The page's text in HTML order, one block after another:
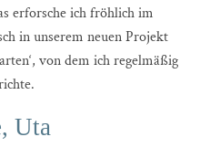
erforsche ich fröhlich im
in unserem neuen Projekt
von dem ich regelmäßig
Uta